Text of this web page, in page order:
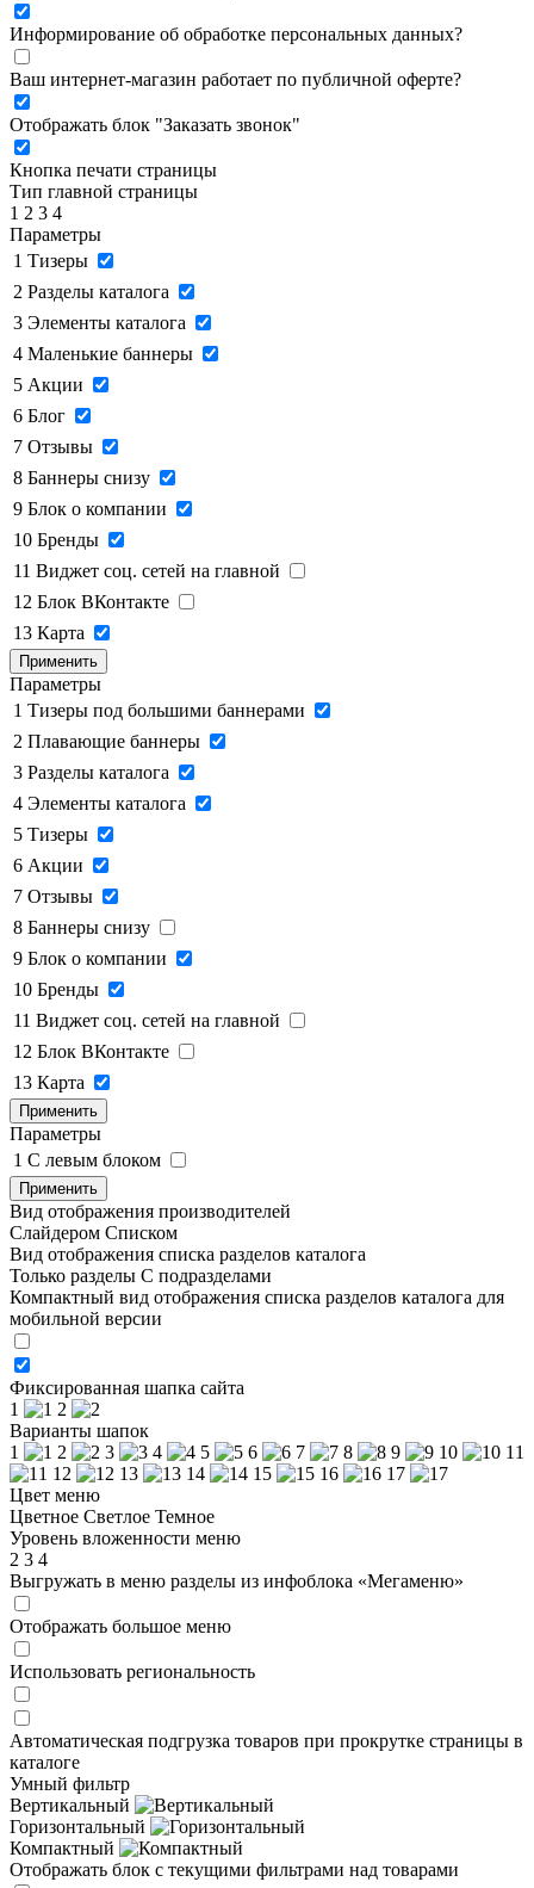
Информирование об обработке персональных данных?
Ваш интернет-магазин работает по публичной оферте?
Отображать блок "Заказать звонок"
Кнопка печати страницы
Тип главной страницы
1 2 3 4
Параметры
1 Тизеры
2 Разделы каталога
3 Элементы каталога
4 Маленькие баннеры
5 Акции
6 Блог
7 Отзывы
8 Баннеры снизу
9 Блок о компании
10 Бренды
11 Виджет соц. сетей на главной
12 Блок ВКонтакте
13 Карта
Применить
Параметры
1 Тизеры под большими баннерами
2 Плавающие баннеры
3 Разделы каталога
4 Элементы каталога
5 Тизеры
6 Акции
7 Отзывы
8 Баннеры снизу
9 Блок о компании
10 Бренды
11 Виджет соц. сетей на главной
12 Блок ВКонтакте
13 Карта
Применить
Параметры
1 C левым блоком
Применить
Вид отображения производителей
Слайдером Списком
Вид отображения списка разделов каталога
Только разделы С подразделами
Компактный вид отображения списка разделов каталога для
мобильной версии
Фиксированная шапка сайта
1
2
Варианты шапок
1
2 3 4 5 6 7 8 9 10
11
12
13 14 15 16
17
Цвет меню
Цветное Светлое Темное
Уровень вложенности меню
2 3 4
Выгружать в меню разделы из инфоблока «Мегаменю»
Отображать большое меню
Использовать региональность
Автоматическая подгрузка товаров при прокрутке страницы в
каталоге
Умный фильтр
Вертикальный
Горизонтальный
Компактный
Отображать блок с текущими фильтрами над товарами